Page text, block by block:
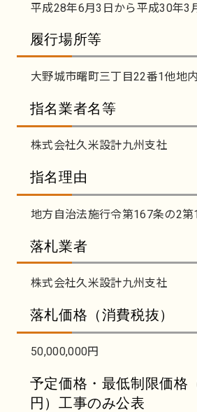
平成28年6月3日から平成30年3
履行場所等
大野城市曙町三丁目22番1他地内
指名業者名等
株式会社久米設計九州支社
指名理由
地方自治法施行令第167条の2第
落札業者
株式会社久米設計九州支社
落札価格（消費税抜）
50,000,000円
予定価格・最低制限価格
円）工事のみ公表